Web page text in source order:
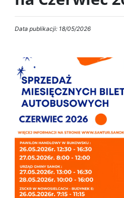
Data publikacji: 18/05/2026